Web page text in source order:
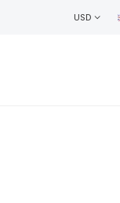
USD